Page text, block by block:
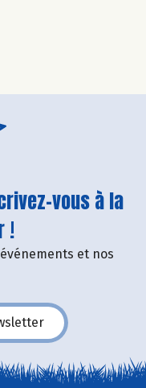
vous à la
!
et nos